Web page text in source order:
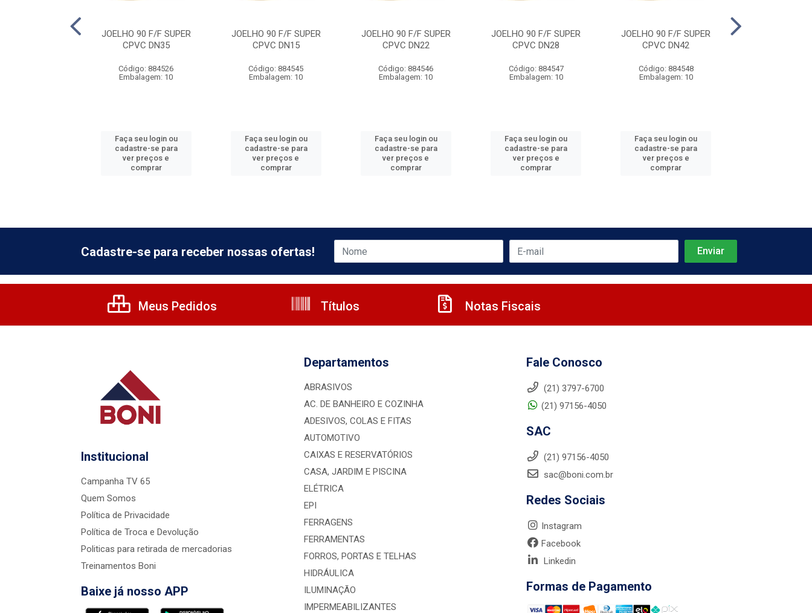
JOELHO 90 F/F SUPER
CPVC DN35
Código: 884526
Embalagem: 10
Faça seu login ou
cadastre-se para
ver preços e
comprar
JOELHO 90 F/F SUPER
CPVC DN15
Código: 884545
Embalagem: 10
Faça seu login ou
cadastre-se para
ver preços e
comprar
JOELHO 90 F/F SUPER
CPVC DN22
Código: 884546
Embalagem: 10
Faça seu login ou
cadastre-se para
ver preços e
comprar
JOELHO 90 F/F SUPER
CPVC DN28
Código: 884547
Embalagem: 10
Faça seu login ou
cadastre-se para
ver preços e
comprar
JOELHO 90 F/F SUPER
CPVC DN42
Código: 884548
Embalagem: 10
Faça seu login ou
cadastre-se para
ver preços e
comprar
Cadastre-se para receber nossas ofertas!
Meus Pedidos Títulos Notas Fiscais
Institucional
Campanha TV 65
Quem Somos
Política de Privacidade
Política de Troca e Devolução
Politicas para retirada de mercadorias
Treinamentos Boni
Baixe já nosso APP
Departamentos
ABRASIVOS
AC. DE BANHEIRO E COZINHA
ADESIVOS, COLAS E FITAS
AUTOMOTIVO
CAIXAS E RESERVATÓRIOS
CASA, JARDIM E PISCINA
ELÉTRICA
EPI
FERRAGENS
FERRAMENTAS
FORROS, PORTAS E TELHAS
HIDRÁULICA
ILUMINAÇÃO
IMPERMEABILIZANTES
Fale Conosco
(21) 3797-6700
(21) 97156-4050
SAC
(21) 97156-4050
sac@boni.com.br
Redes Sociais
Instagram
Facebook
Linkedin
Formas de Pagamento